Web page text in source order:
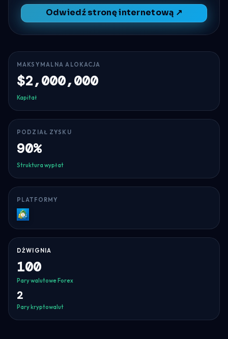
Odwiedź stronę internetową ↗
MAKSYMALNA ALOKACJA
$2,000,000
Kapitał
PODZIAŁ ZYSKU
90%
Struktura wypłat
PLATFORMY
MT5
DŹWIGNIA
100
Pary walutowe Forex
2
Pary kryptowalut